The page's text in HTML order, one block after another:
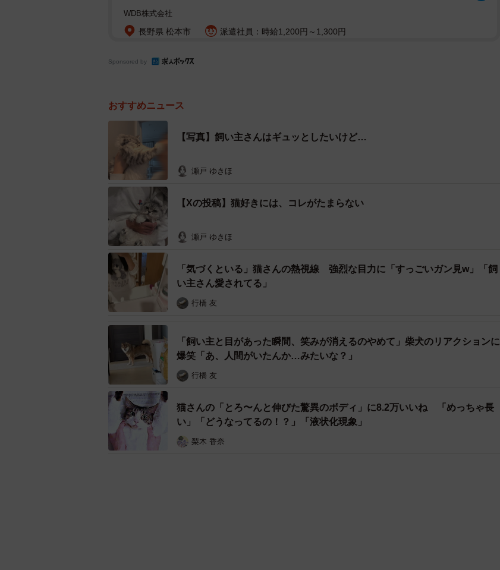
WDB株式会社
長野県 松本市 派遣社員：時給1,200円～1,300円
Sponsored by
おすすめニュース
【写真】飼い主さんはギュッとしたいけど…
瀬戸 ゆきほ
【Xの投稿】猫好きには、コレがたまらない
瀬戸 ゆきほ
「気づくといる」猫さんの熱視線 強烈な目力に「すっごいガン見w」「飼
い主さん愛されてる」
行橋 友
「飼い主と目があった瞬間、笑みが消えるのやめて」柴犬のリアクションに
爆笑「あ、人間がいたんか…みたいな？」
行橋 友
猫さんの「とろ〜んと伸びた驚異のボディ」に8.2万いいね 「めっちゃ長
い」「どうなってるの！？」「液状化現象」
梨木 香奈